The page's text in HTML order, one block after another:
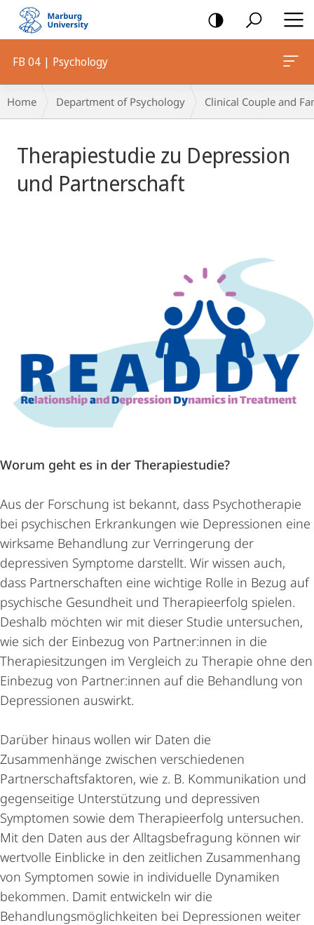
mobile
navigation
FB 04 | Psychology
Breadcrumb-
Navigation
Home Department of Psychology Clinical Couple and
Content
Therapiestudie zu Depression
und Partnerschaft
Worum geht es in der Therapiestudie?
Aus der Forschung ist bekannt, dass Psychotherapie
bei psychischen Erkrankungen wie Depressionen eine
wirksame Behandlung zur Verringerung der
depressiven Symptome darstellt. Wir wissen auch,
dass Partnerschaften eine wichtige Rolle in Bezug auf
psychische Gesundheit und Therapieerfolg spielen.
Deshalb möchten wir mit dieser Studie untersuchen,
wie sich der Einbezug von Partner:innen in die
Therapiesitzungen im Vergleich zu Therapie ohne den
Einbezug von Partner:innen auf die Behandlung von
Depressionen auswirkt.
Darüber hinaus wollen wir Daten die
Zusammenhänge zwischen verschiedenen
Partnerschaftsfaktoren, wie z. B. Kommunikation und
gegenseitige Unterstützung und depressiven
Symptomen sowie dem Therapieerfolg untersuchen.
Mit den Daten aus der Alltagsbefragung können wir
wertvolle Einblicke in den zeitlichen Zusammenhang
von Symptomen sowie in individuelle Dynamiken
bekommen. Damit entwickeln wir die
Behandlungsmöglichkeiten bei Depressionen weiter